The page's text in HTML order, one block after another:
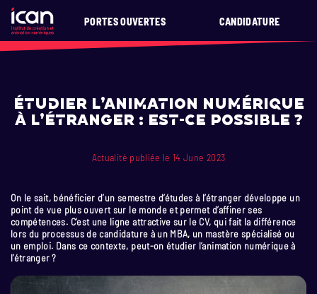
PORTES OUVERTES CANDIDATURE
Étudier l’animation numérique
à l’étranger : est-ce possible ?
Actualité publiée le 14 June 2023
On le sait, bénéficier d’un semestre d’études à l’étranger développe un
point de vue plus ouvert sur le monde et permet d’affiner ses
compétences. C’est une ligne attractive sur le CV, qui fait la différence
lors du processus de candidature à un MBA, un mastère spécialisé ou
un emploi. Dans ce contexte, peut-on étudier l’animation numérique à
l’étranger ?